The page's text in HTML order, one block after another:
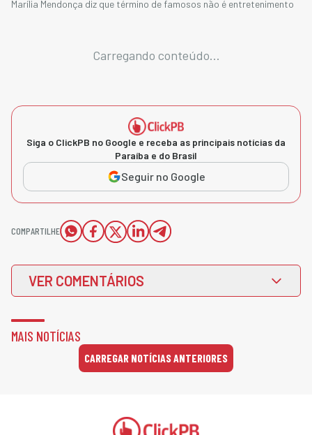
Marília Mendonça diz que término de famosos não é entretenimento
Carregando conteúdo...
Siga o ClickPB no Google e receba as principais notícias da
Paraíba e do Brasil
Seguir no Google
COMPARTILHE
VER COMENTÁRIOS
MAIS NOTÍCIAS
CARREGAR NOTÍCIAS ANTERIORES